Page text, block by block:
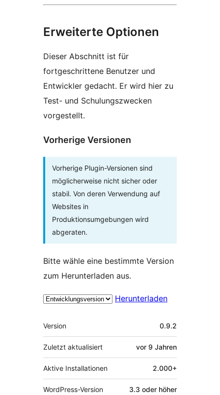
Erweiterte Optionen
Dieser Abschnitt ist für
fortgeschrittene Benutzer und
Entwickler gedacht. Er wird hier zu
Test- und Schulungszwecken
vorgestellt.
Vorherige Versionen
Vorherige Plugin-Versionen sind
möglicherweise nicht sicher oder
stabil. Von deren Verwendung auf
Websites in
Produktionsumgebungen wird
abgeraten.
Bitte wähle eine bestimmte Version
zum Herunterladen aus.
Herunterladen
Meta
Version 0.9.2
Zuletzt aktualisiert vor 9 Jahren
Aktive Installationen 2.000+
WordPress-Version 3.3 oder höher